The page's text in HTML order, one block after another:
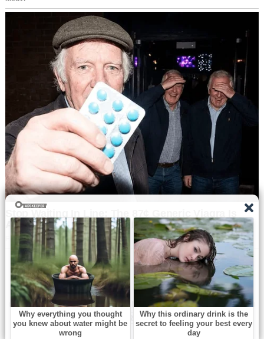
© Copyright All right reserved ByNavbharat Samay
WordPress Powered
By